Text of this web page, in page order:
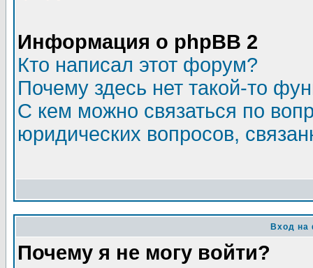
Информация о phpBB 2
Кто написал этот форум?
Почему здесь нет такой-то
С кем можно связаться по
юридических вопросов,
Вход на
Почему я не могу войти?